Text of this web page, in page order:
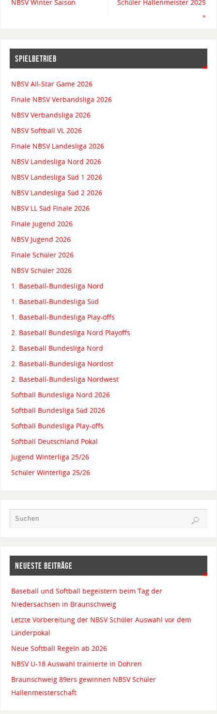
NBSV Winter Saison
Schüler Hallenmeister 2025
»
SPIELBETRIEB
NBSV All-Star Game 2026
Finale NBSV Verbandsliga 2026
NBSV Verbandsliga 2026
NBSV Softball VL 2026
Finale NBSV Landesliga 2026
NBSV Landesliga Nord 2026
NBSV Landesliga Süd 1 2026
NBSV Landesliga Süd 2 2026
NBSV LL Süd Finale 2026
Finale Jugend 2026
NBSV Jugend 2026
Finale Schüler 2026
NBSV Schüler 2026
1. Baseball-Bundesliga Nord
1. Baseball-Bundesliga Süd
1. Baseball-Bundesliga Play-offs
2. Baseball Bundesliga Nord Playoffs
2. Baseball Bundesliga Nord
2. Baseball-Bundesliga Nordost
2. Baseball-Bundesliga Nordwest
Softball Bundesliga Nord 2026
Softball Bundesliga Süd 2026
Softball Bundesliga Play-offs
Softball Deutschland Pokal
Jugend Winterliga 25/26
Schüler Winterliga 25/26
NEUESTE BEITRÄGE
Baseball und Softball begeistern beim Tag der
Niedersachsen in Braunschweig
Letzte Vorbereitung der NBSV Schüler Auswahl vor dem
Länderpokal
Neue Softball Regeln ab 2026
NBSV U-18 Auswahl trainierte in Dohren
Braunschweig 89ers gewinnen NBSV Schüler
Hallenmeisterschaft